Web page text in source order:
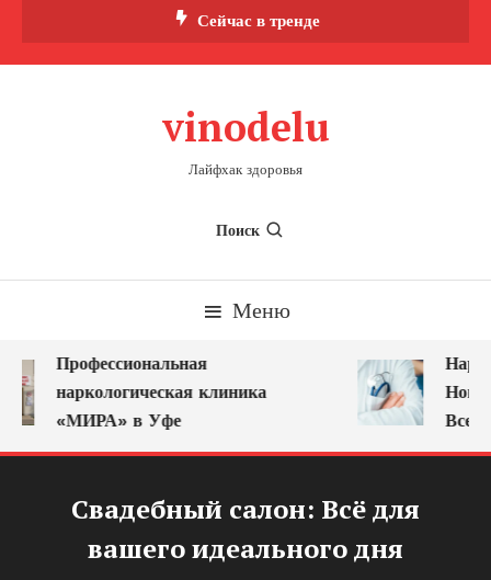
Сейчас в тренде
vinodelu
Лайфхак здоровья
Поиск
Меню
Профессиональная
наркологическая клиника
«МИРА» в Уфе
Свадебный салон: Всё для
вашего идеального дня